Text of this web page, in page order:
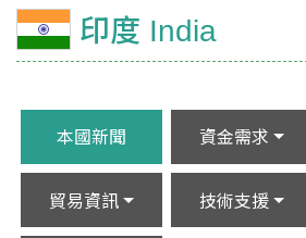
印度 India
本國新聞 資金需求
貿易資訊 技術支援